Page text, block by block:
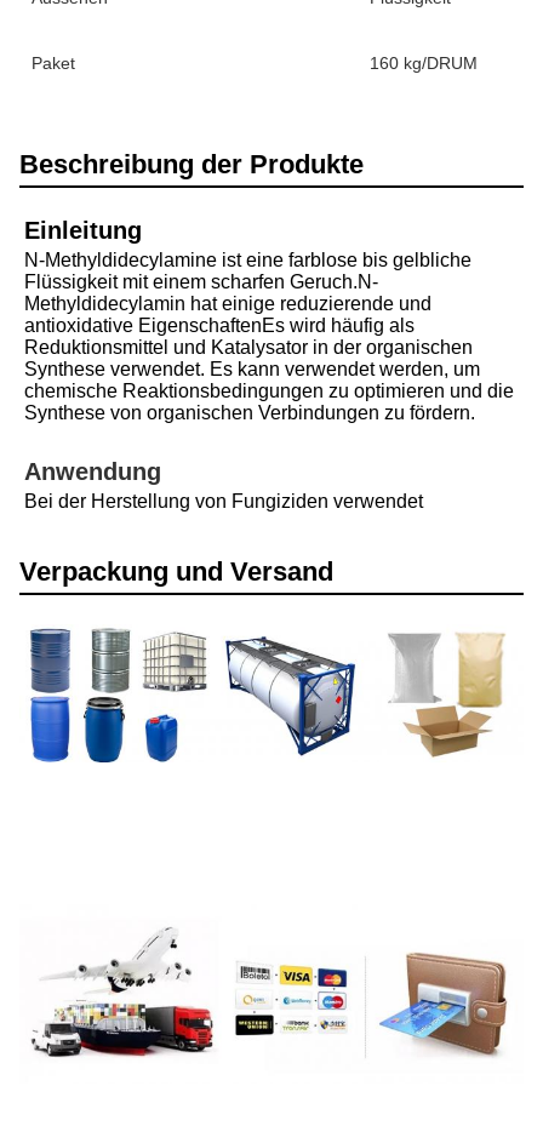
Paket 160 kg/DRUM
Beschreibung der Produkte
Einleitung
N-Methyldidecylamine ist eine farblose bis gelbliche
Flüssigkeit mit einem scharfen Geruch.N-
Methyldidecylamin hat einige reduzierende und
antioxidative EigenschaftenEs wird häufig als
Reduktionsmittel und Katalysator in der organischen
Synthese verwendet. Es kann verwendet werden, um
chemische Reaktionsbedingungen zu optimieren und die
Synthese von organischen Verbindungen zu fördern.
Anwendung
Bei der Herstellung von Fungiziden verwendet
Verpackung und Versand